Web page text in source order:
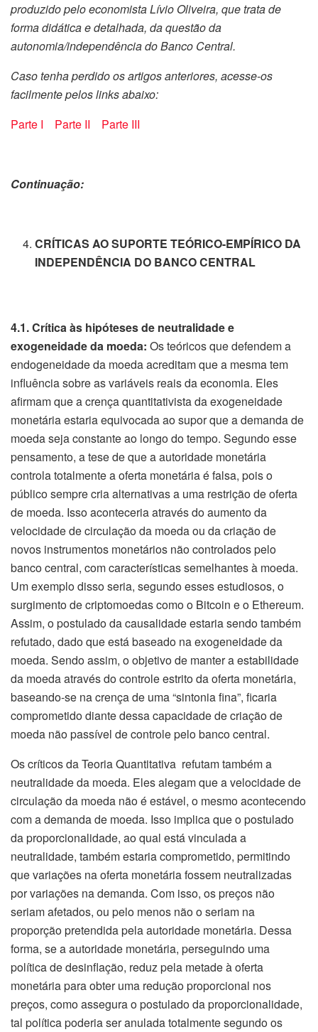
produzido pelo economista Lívio Oliveira, que trata de
forma didática e detalhada, da questão da
autonomia/independência do Banco Central.
Caso tenha perdido os artigos anteriores, acesse-os
facilmente pelos links abaixo:
Parte I
Parte II Parte III
Continuação:
CRÍTICAS AO SUPORTE TEÓRICO-EMPÍRICO DA
INDEPENDÊNCIA DO BANCO CENTRAL
4.1. Crítica às hipóteses de neutralidade e
exogeneidade da moeda: Os teóricos que defendem a
endogeneidade da moeda acreditam que a mesma tem
influência sobre as variáveis reais da economia. Eles
afirmam que a crença quantitativista da exogeneidade
monetária estaria equivocada ao supor que a demanda de
moeda seja constante ao longo do tempo. Segundo esse
pensamento, a tese de que a autoridade monetária
controla totalmente a oferta monetária é falsa, pois o
público sempre cria alternativas a uma restrição de oferta
de moeda. Isso aconteceria através do aumento da
velocidade de circulação da moeda ou da criação de
novos instrumentos monetários não controlados pelo
banco central, com características semelhantes à moeda.
Um exemplo disso seria, segundo esses estudiosos, o
surgimento de criptomoedas como o Bitcoin e o Ethereum.
Assim, o postulado da causalidade estaria sendo também
refutado, dado que está baseado na exogeneidade da
moeda. Sendo assim, o objetivo de manter a estabilidade
da moeda através do controle estrito da oferta monetária,
baseando-se na crença de uma “sintonia fina”, ficaria
comprometido diante dessa capacidade de criação de
moeda não passível de controle pelo banco central.
Os críticos da Teoria Quantitativa refutam também a
neutralidade da moeda. Eles alegam que a velocidade de
circulação da moeda não é estável, o mesmo acontecendo
com a demanda de moeda. Isso implica que o postulado
da proporcionalidade, ao qual está vinculada a
neutralidade, também estaria comprometido, permitindo
que variações na oferta monetária fossem neutralizadas
por variações na demanda. Com isso, os preços não
seriam afetados, ou pelo menos não o seriam na
proporção pretendida pela autoridade monetária. Dessa
forma, se a autoridade monetária, perseguindo uma
política de desinflação, reduz pela metade à oferta
monetária para obter uma redução proporcional nos
preços, como assegura o postulado da proporcionalidade,
tal política poderia ser anulada totalmente segundo os